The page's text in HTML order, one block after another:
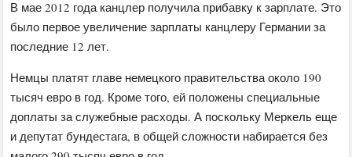
В мае 2012 года канцлер получила прибавку к зарплате. Это
было первое увеличение зарплаты канцлеру Германии за
последние 12 лет.
Немцы платят главе немецкого правительства около 190
тысяч евро в год. Кроме того, ей положены специальные
доплаты за служебные расходы. А поскольку Меркель еще
и депутат бундестага, в общей сложности набирается без